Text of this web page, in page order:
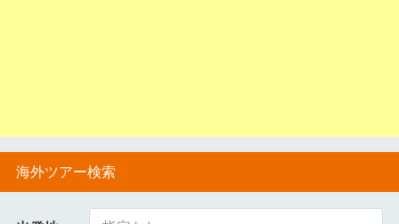
海外ツアー検索